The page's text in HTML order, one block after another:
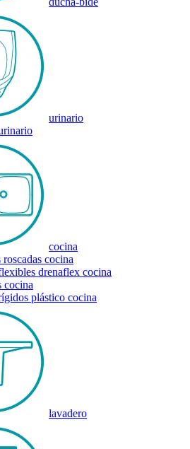
urinario
cocina
cocina
drenaflex cocina
cocina
plástico cocina
lavadero